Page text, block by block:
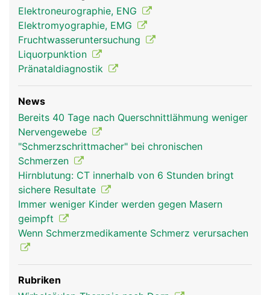
Elektroneurographie, ENG
Elektromyographie, EMG
Fruchtwasseruntersuchung
Liquorpunktion
Pränataldiagnostik
News
Bereits 40 Tage nach Querschnittlähmung weniger
Nervengewebe
"Schmerzschrittmacher" bei chronischen
Schmerzen
Hirnblutung: CT innerhalb von 6 Stunden bringt
sichere Resultate
Immer weniger Kinder werden gegen Masern
geimpft
Wenn Schmerzmedikamente Schmerz verursachen
Rubriken